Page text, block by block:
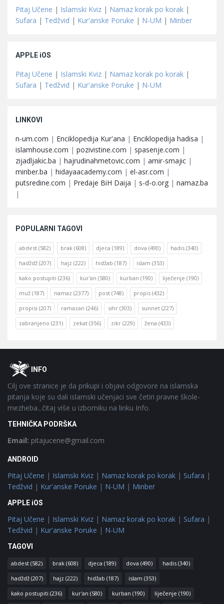
Pitaj Učene | Islamski Kviz | Namaz korak po korak |
Sufara | Tedžvid | Kur'anske Poruke | N-UM | Minber
APPLE iOS
Pitaj Učene | Islamski Kviz | Namaz korak po korak |
Sufara | Tedžvid | Kur'anske Poruke | N-UM
LINKOVI
n-um.com | Enciklopedija Kur'ana | Enciklopedija hadisa |
islamhouse.com | pozivistine.com | spasenje.com |
zijadljakic.ba | hajrudinahmetovic.com | amir-smajic |
minber.ba | hidayaacademy.com | el-asr.com |
putsredine.com | Predaje BiH Daija | s-d-o.org | namaz.ba
|
POPULARNI TAGOVI
abdest (582) brak (608) djeca (189) dova (490) hadis (340)
hadždž (207) hajz (222) hidžab (187) islam (353)
kako postupiti (236) kur'an (580) kurban (190) liječenje (190)
muž (187) namaz (2377) post (748) propis (432)
propisi (207) ramazan (246) sihr (303) sunnet (227)
zabranjeno (231) zekat (356) zikr (229) žena (433)
FooterOINFO
Cilj ove stranice je da prikupi i objavi odgovore na islamska
pitanja koje su dali islamski učenjaci sve četiri pravne škole-
mezheba...čitaj više u izborniku na linku Info.
TEHNIČKA PODRŠKA
Email: pitajucene@gmail.com
ANDROID
Pitaj Učene | Islamski Kviz | Namaz korak po korak | Sufara |
Tedžvid | Kur'anske Poruke | N-UM | Minber
APPLE iOS
Pitaj Učene | Islamski Kviz | Namaz korak po korak | Sufara |
Tedžvid | Kur'anske Poruke | N-UM
TAGOVI
abdest (582) brak (608) djeca (189) dova (490) hadis (340)
hadždž (207) hajz (222) hidžab (187) islam (353)
kako postupiti (236) kur'an (580) kurban (190) liječenje (190)